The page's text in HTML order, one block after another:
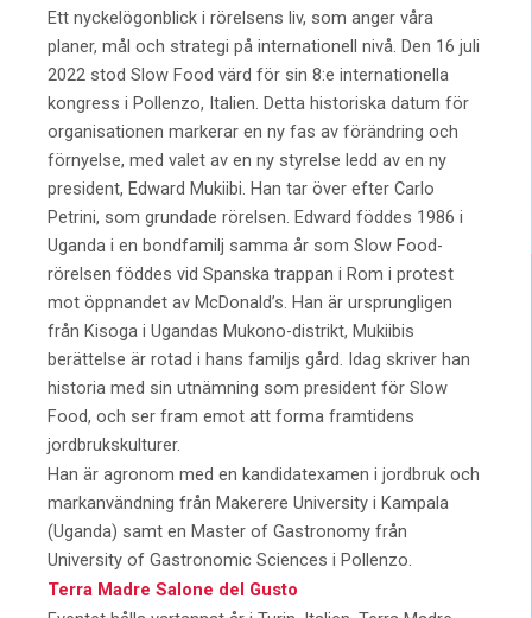
Ett nyckelögonblick i rörelsens liv, som anger våra
planer, mål och strategi på internationell nivå. Den 16 juli
2022 stod Slow Food värd för sin 8:e internationella
kongress i Pollenzo, Italien. Detta historiska datum för
organisationen markerar en ny fas av förändring och
förnyelse, med valet av en ny styrelse ledd av en ny
president, Edward Mukiibi. Han tar över efter Carlo
Petrini, som grundade rörelsen. Edward föddes 1986 i
Uganda i en bondfamilj samma år som Slow Food-
rörelsen föddes vid Spanska trappan i Rom i protest
mot öppnandet av McDonald’s. Han är ursprungligen
från Kisoga i Ugandas Mukono-distrikt, Mukiibis
berättelse är rotad i hans familjs gård. Idag skriver han
historia med sin utnämning som president för Slow
Food, och ser fram emot att forma framtidens
jordbrukskulturer.
Han är agronom med en kandidatexamen i jordbruk och
markanvändning från Makerere University i Kampala
(Uganda) samt en Master of Gastronomy från
University of Gastronomic Sciences i Pollenzo.
Terra Madre Salone del Gusto